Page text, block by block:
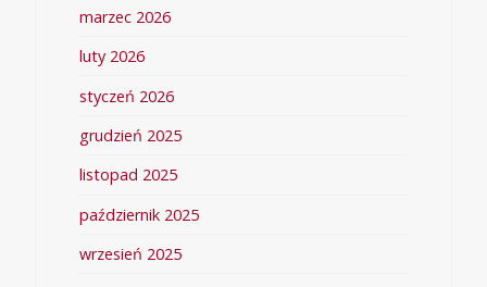
marzec 2026
luty 2026
styczeń 2026
grudzień 2025
listopad 2025
październik 2025
wrzesień 2025